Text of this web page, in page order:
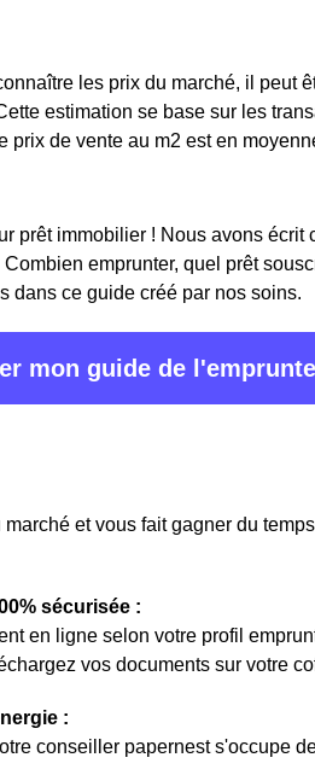
les prix du marché, il peut
estimation se base sur les
prix de vente au m2 est en
prêt immobilier ! Nous avons
emprunter, quel prêt
dans ce guide créé par nos soins.
mon guide de
et vous fait gagner du
sécurisée :
en ligne selon votre profil
vos documents sur votre
:
conseiller papernest s'occupe